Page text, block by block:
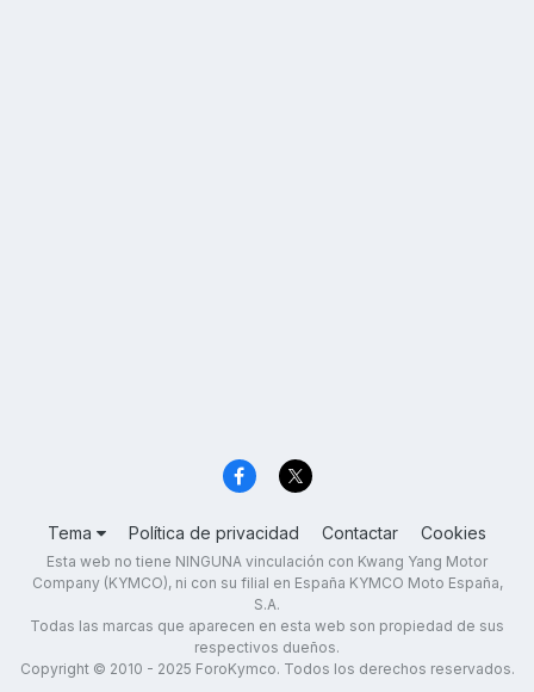
Tema Política de privacidad Contactar Cookies
Esta web no tiene NINGUNA vinculación con Kwang Yang Motor
Company (KYMCO), ni con su filial en España KYMCO Moto España,
S.A.
Todas las marcas que aparecen en esta web son propiedad de sus
respectivos dueños.
Copyright © 2010 - 2025 ForoKymco. Todos los derechos reservados.